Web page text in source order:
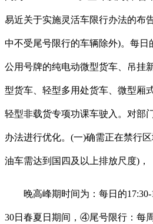
易近关于实施灵活车限行办法的布
中不受尾号限行的车辆除外)。每日
公用号牌的纯电动微型货车、吊挂
型货车、轻型多用处货车、微型厢
轻型非载货专项功课车驶入。对部
办法进行优化。(一)确需正在禁行
油车需达到国四及以上排放尺度)，
晚高峰期时间为：每日的17:30-
30日春夏日期间，④尾号限行：每